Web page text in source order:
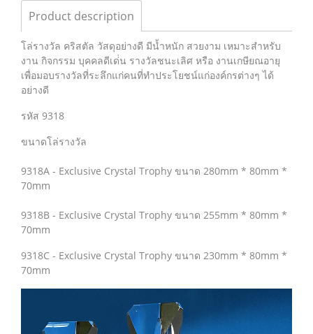
Product description
โล่รางวัล คริสตัล วัสดุอย่างดี มีน้ำหนัก สวยงาม เหมาะสำหรับ
งาน กิจกรรม บุคคลดีเด่่น รางวัลชนะเลิศ หรือ งานเกษียณอายุ
เพื่อมอบรางวัลที่ระลึกแก่คนที่ทำประโยชน์แก่องค์กรต่างๆ ได้
อย่างดี
รหัส 9318
ขนาดโล่รางวัล
9318A - Exclusive Crystal Trophy ขนาด 280mm * 80mm *
70mm
9318B - Exclusive Crystal Trophy ขนาด 255mm * 80mm *
70mm
9318C - Exclusive Crystal Trophy ขนาด 230mm * 80mm *
70mm